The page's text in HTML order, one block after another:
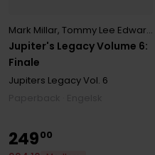
Jupiter's Legacy Volume 6:
Finale
Mark Millar, Tommy Lee Edwards
Jupiters LegacyVol. 6
24900